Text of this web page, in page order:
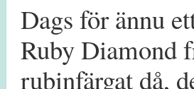
Dags för ännu
Ruby Diamond
rubinfärgat då,